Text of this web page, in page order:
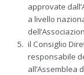
approvate
a livello
il Consiglio
responsabile
all’Assemblea